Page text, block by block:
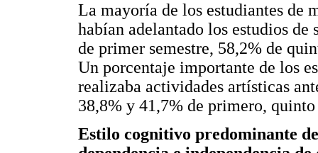
La mayoría de los estudiantes de
habían adelantado los estudios
de primer semestre, 58,2% de
Un porcentaje importante de los
realizaba actividades artísticas
38,8% y 41,7% de primero,
Estilo cognitivo predominante